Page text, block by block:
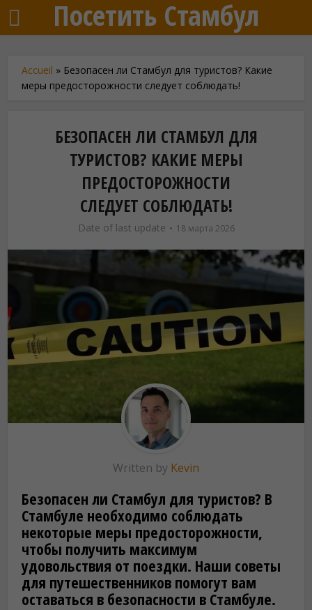
Посетить Стамбул
Accueil » Безопасен ли Стамбул для туристов? Какие
меры предосторожности следует соблюдать!
БЕЗОПАСЕН ЛИ СТАМБУЛ ДЛЯ
ТУРИСТОВ? КАКИЕ МЕРЫ
ПРЕДОСТОРОЖНОСТИ
СЛЕДУЕТ СОБЛЮДАТЬ!
Date of last update 18 марта 2026
Written by Kevin
Безопасен ли Стамбул для туристов? В
Стамбуле необходимо соблюдать
некоторые меры предосторожности,
чтобы получить максимум
удовольствия от поездки. Наши советы
для путешественников помогут вам
оставаться в безопасности в Стамбуле.